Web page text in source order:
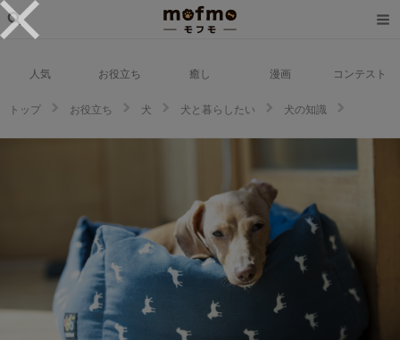
人気 お役立ち 癒し 漫画 コンテスト
トップ お役立ち 犬 犬と暮らしたい
犬の知識
えることがポイント